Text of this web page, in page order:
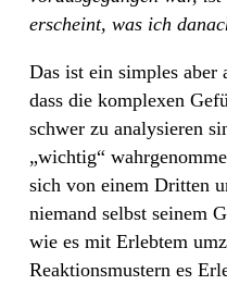
erscheint, was ich
Das ist ein simples aber
dass die komplexen
schwer zu analysieren
„wichtig“
sich von einem Dritten
niemand selbst seinem
wie es mit Erlebtem
Reaktionsmustern es